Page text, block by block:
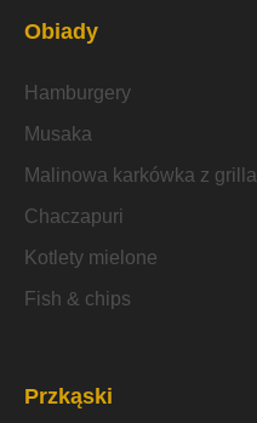
Obiady
Hamburgery
Musaka
Malinowa karkówka z grilla
Chaczapuri
Kotlety mielone
Fish & chips
Przkąski